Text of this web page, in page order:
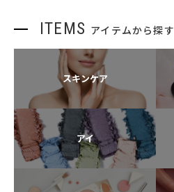
ITEMS アイテムから探す
スキンケア
アイ